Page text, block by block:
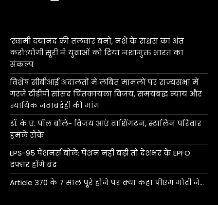
‘स्वामी दयानंद की तलवार बनो, नशे के राक्षस का अंत
करो’:योगी सूरी ने युवाओं को दिया नशामुक्त भारत का
संकल्प
विशेष सीबीआई अदालतों में लंबित मामलों पर राज्यसभा में
गरजे टीडीपी सांसद चिंतकायला विजय, समयबद्ध न्याय और
न्यायिक जवाबदेही की मांग
डॉ. के.ए. पॉल बोले- विजय आएं वाशिंगटन, स्टालिन परिवार
हमले रोके
EPS-95 पेंशनर्स बोले: पेंशन नहीं बढ़ी तो देशभर के EPFO
दफ्तर होंगे बंद
Article 370 के 7 साल पूरे होने पर क्या कहा पीएम मोदी ने…